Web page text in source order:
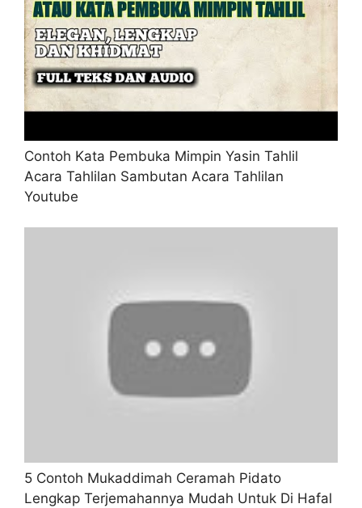
Contoh Kata Pembuka Mimpin Yasin Tahlil
Acara Tahlilan Sambutan Acara Tahlilan
Youtube
5 Contoh Mukaddimah Ceramah Pidato
Lengkap Terjemahannya Mudah Untuk Di Hafal